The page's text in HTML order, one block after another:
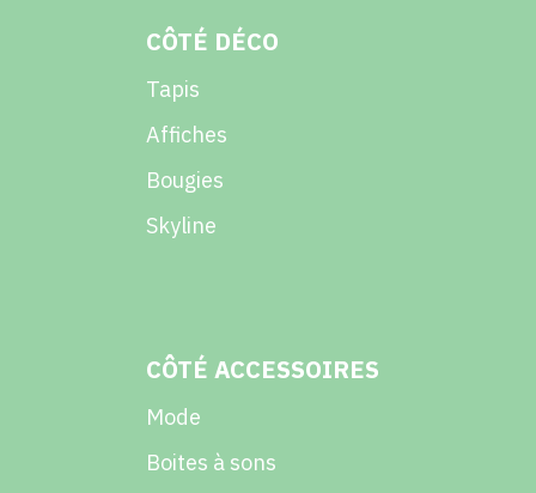
CÔTÉ DÉCO
Tapis
Affiches
Bougies
Skyline
CÔTÉ ACCESSOIRES
Mode
Boites à sons